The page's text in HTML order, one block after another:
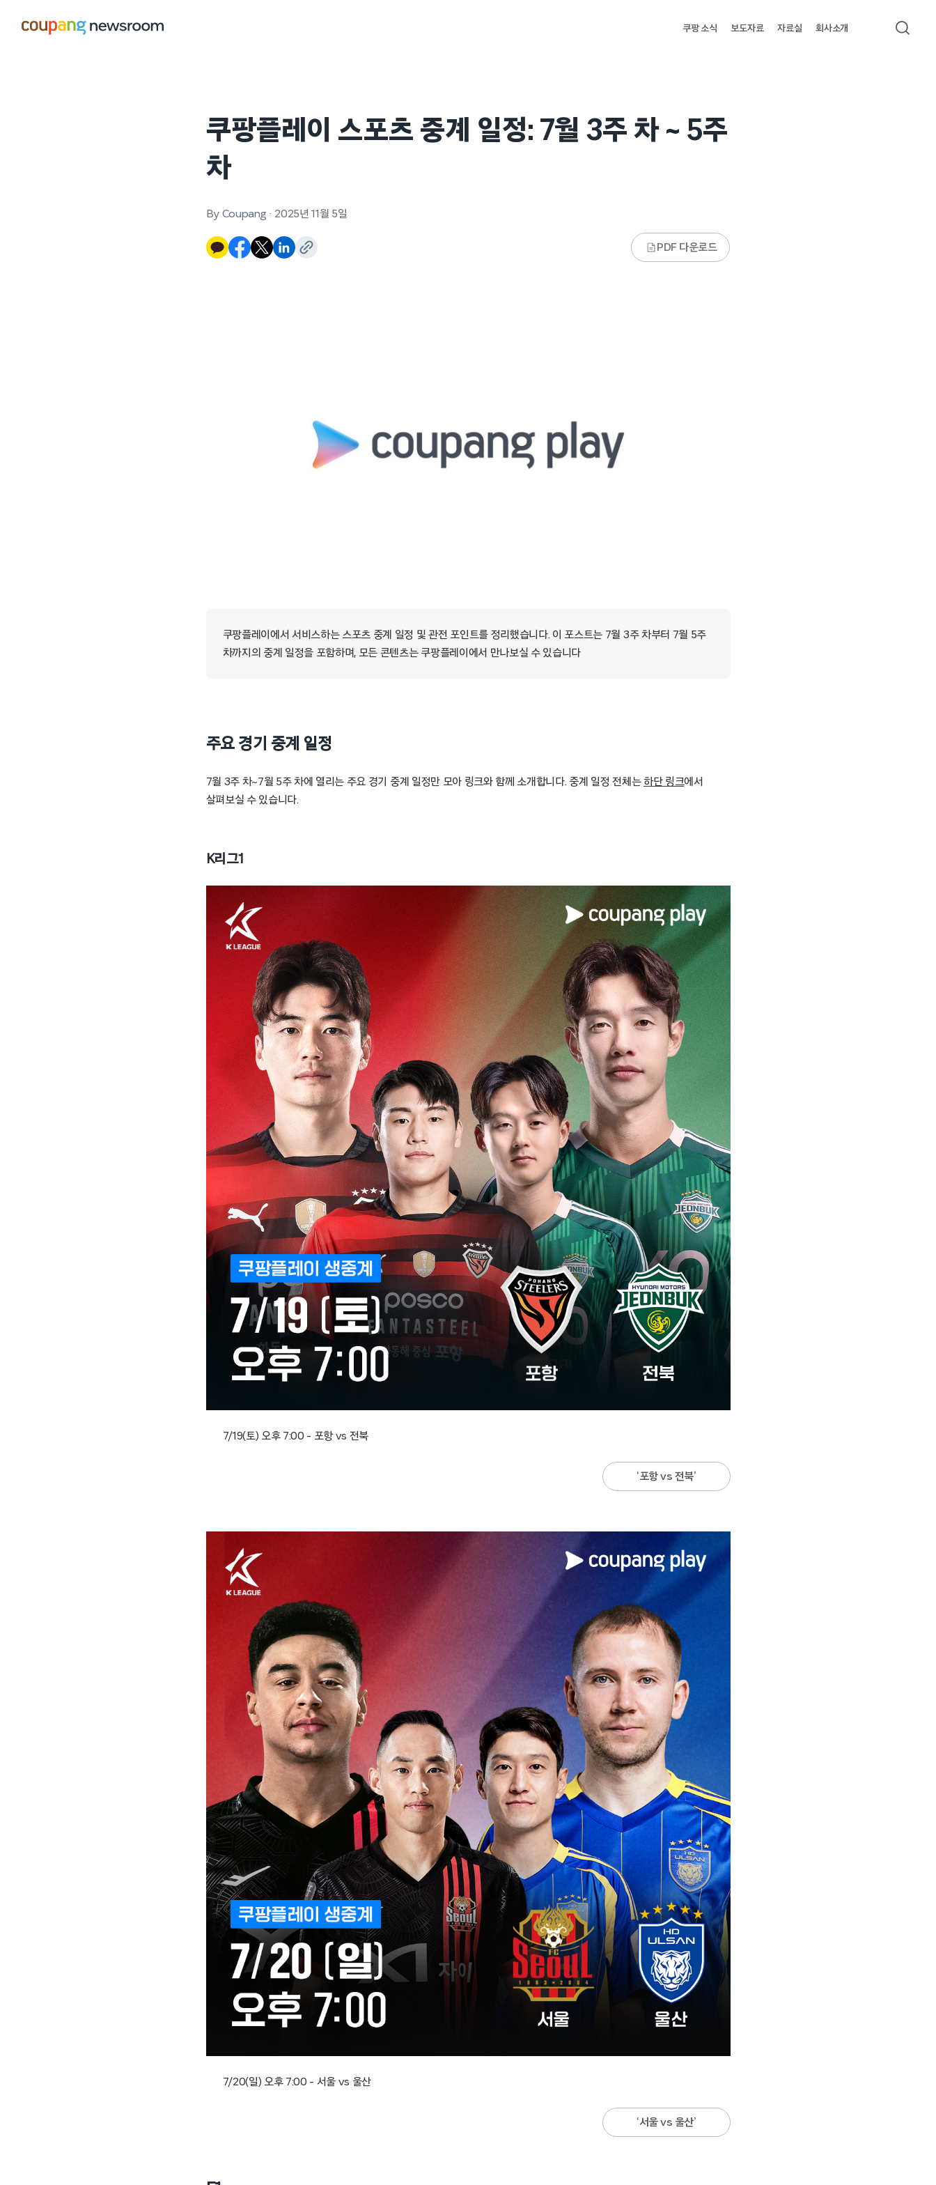
쿠팡 소식 보도자료 자료실 회사소개 검색
쿠팡플레이 스포츠 중계 일정: 7월 3주 차 ~ 5주
차
By Coupang · 2025년 11월 5일
PDF 다운로드
쿠팡플레이에서 서비스하는 스포츠 중계 일정 및 관전 포인트를 정리했습니다. 이 포스트는 7월 3주 차부터 7월 5주
차까지의 중계 일정을 포함하며, 모든 콘텐츠는 쿠팡플레이에서 만나보실 수 있습니다
주요 경기 중계 일정
7월 3주 차~7월 5주 차에 열리는 주요 경기 중계 일정만 모아 링크와 함께 소개합니다. 중계 일정 전체는하단 링크에서
살펴보실 수 있습니다.
K리그1
7/19(토) 오후 7:00 – 포항 vs 전북
‘포항 vs 전북’
7/20(일) 오후 7:00 – 서울 vs 울산
‘서울 vs 울산’